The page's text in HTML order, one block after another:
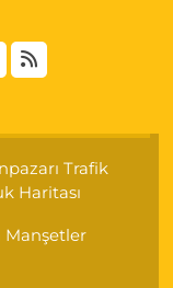
Trafik
Haritası
Manşetler